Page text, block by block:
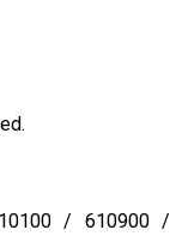
/ 610900 /